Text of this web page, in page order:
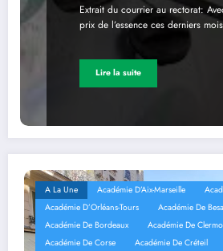
Extrait du courrier au rectorat:
prix de l’essence ces derniers
Lire la suite
A La Une Académie D’Aix-Marseille
Académie D’Orléans-Tours
Académie De
Académie De Bordeaux
Académie De
Académie De Corse
Académie De Créteil